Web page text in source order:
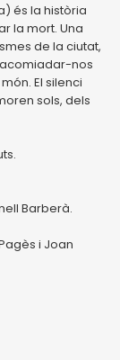
és la història
la mort. Una
de la ciutat,
acomiadar-nos
El silenci
sols, dels
Barberà.
i Joan